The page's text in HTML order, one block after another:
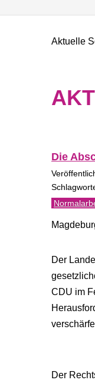
Aktuelle
Die
Der
CDU im
Der